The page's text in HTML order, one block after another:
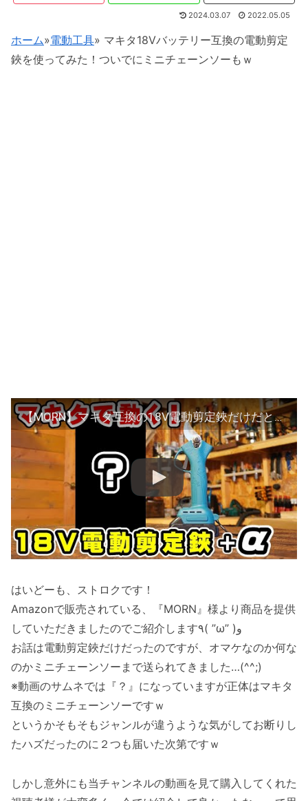
2024.03.07 2022.05.05
ホーム»電動工具» マキタ18Vバッテリー互換の電動剪定
鋏を使ってみた！ついでにミニチェーンソーもｗ
【MORN】マキタ互換の18V電動剪定鋏だけだと思ってたら違うのも一緒に届いた動画
はいどーも、ストロクです！
Amazonで販売されている、『MORN』様より商品を提供
していただきましたのでご紹介します٩( ”ω” )و
お話は電動剪定鋏だけだったのですが、オマケなのか何な
のかミニチェーンソーまで送られてきました…(^^;)
※動画のサムネでは『？』になっていますが正体はマキタ
互換のミニチェーンソーですｗ
というかそもそもジャンルが違うような気がしてお断りし
たハズだったのに２つも届いた次第ですｗ
しかし意外にも当チャンネルの動画を見て購入してくれた